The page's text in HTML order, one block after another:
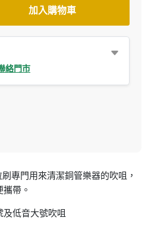
加入購物車
絡門市
專門用來清潔銅管樂器的吹咀，
帶。
低音大號吹咀